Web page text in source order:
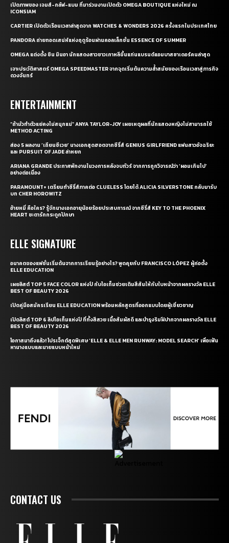
เปิดภาพของ เจมส์-กลัฟ-แบม ที่มาร่วมงานเปิดตัว OMEGA BOUTIQUE แห่งใหม่ ณ
ICONSIAM
CARTIER เปิดตัวเรือนเวลาล่าสุดจาก WATCHES & WONDERS 2026 ครั้งแรกในประเทศไทย
PANDORA ถ่ายทอดเสน่ห์แห่งฤดูร้อนผ่านคอลเล็กชั่น ESSENCE OF SUMMER
OMEGA แต่งตั้ง ชิน มินอา นักแสดงสาวชาวเกาหลีขึ้นแท่นแบรนด์แอมบาสซาเดอร์คนล่าสุด
เจาะประวัติศาสตร์ OMEGA SPEEDMASTER จากจุดเริ่มต้นความล้ำสมัยของเรือนเวลาสู่ภารกิจ
ดวงจันทร์
ENTERTAINMENT
“ถ้ามัวทำตัวแย่คงไม่สนุกแน่” ANYA TAYLOR-JOY เผยเหตุผลที่นักแสดงหญิงไม่สามารถใช้
METHOD ACTING
ส่อง 5 ผลงาน ‘เถียนซีเวย’ นางเอกสุดฮอตจากซีรี่ส์ GENIUS GIRLFRIEND แฟนสาวอัจฉริยะ
และ PURSUIT OF JADE ล่าหยก
ARIANA GRANDE ประกาศพักงานในวงการหลังจบทัวร์ จากการถูกวิจารณ์ว่า ‘ผอมเกินไป’
อย่างต่อเนื่อง
PARAMOUNT+ เตรียมทำซีรี่ส์ภาคต่อ CLUELESS โดยได้ ALICIA SILVERSTONE กลับมารับ
บท CHER HOROWITZ
อ้ายหมี่ คือใคร? รู้จักนางเอกอายุน้อยร้อยประสบการณ์ จากซีรี่ส์ KEY TO THE PHOENIX
HEART ชะตารักกระดูกปักษา
ELLE SIGNATURE
อนาคตของแฟชั่นเริ่มต้นจากการเรียนรู้อย่างไร? พูดคุยกับ FRANCISCO LÓPEZ ผู้ก่อตั้ง
ELLE EDUCATION
เผยลิสต์ TOP 5 FACE COLOR แห่งปี กับไอเท็มช่วยเติมสีสันให้กับใบหน้าจากผลรางวัล ELLE
BEST OF BEAUTY 2026
เปิดคู่มือสมัครเรียน ELLE EDUCATION พร้อมหลักสูตรที่ออกแบบโดยผู้เชี่ยวชาญ
เปิดลิสต์ TOP 6 ลิปไอเท็มแห่งปี ที่ทั้งสีสวย เนื้อสัมผัสดี และบำรุงริมฝีปากจากผลรางวัล ELLE
BEST OF BEAUTY 2026
โอกาสมาถึงแล้ว! โปรเจ็กต์สุดพิเศษ ‘ELLE & ELLE MEN RUNWAY: MODEL SEARCH’ เพื่อเฟ้น
หานางแบบและนายแบบหน้าใหม่
CONTACT US